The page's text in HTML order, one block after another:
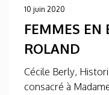
10 juin 2020
FEMMES EN
ROLAND
Cécile Berly,
consacré à